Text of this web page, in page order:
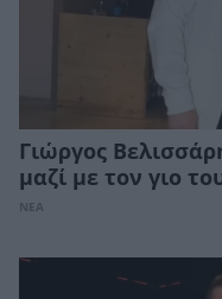
Γιώργος
μαζί με τον γιο
ΝΕΑ